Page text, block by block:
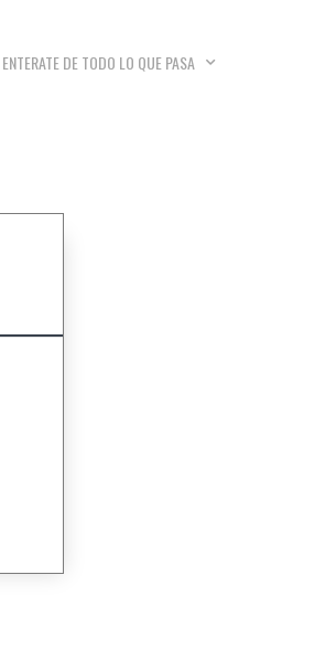
ENTERATE DE TODO LO QUE PASA